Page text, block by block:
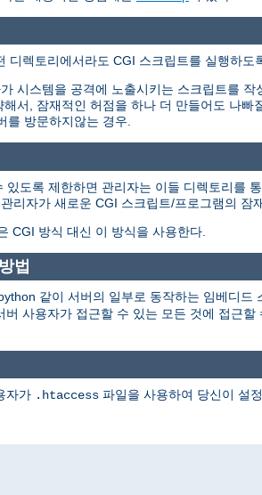
디렉토리에서라도 CGI 스크립트를 실행하도
시스템을 공격에 노출시키는 스크립트를 작
서, 잠재적인 허점을 하나 더 만들어도 나빠
를 방문하지않는 경우.
있도록 제한하면 관리자는 이들 디렉토리를
리자가 새로운 CGI 스크립트/프로그램의 잠
CGI 방식 대신 이 방식을 사용한다.
법
같이 서버의 일부로 동작하는 임베디드
사용자가 접근할 수 있는 모든 것에 접근
자가 .htaccess 파일을 사용하여 당신이 설